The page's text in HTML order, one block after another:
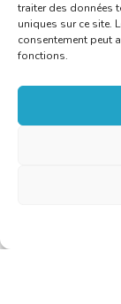
traiter des données
uniques sur ce site.
consentement peut
fonctions.